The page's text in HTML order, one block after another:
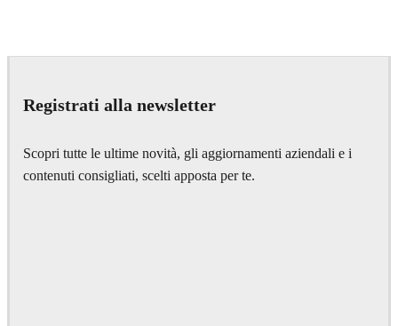
Registrati alla newsletter
Scopri tutte le ultime novità, gli aggiornamenti aziendali e i
contenuti consigliati, scelti apposta per te.